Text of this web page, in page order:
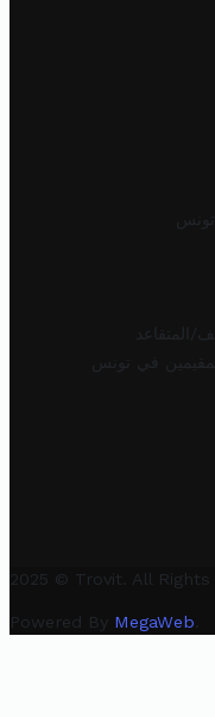
في تونس
2025 © Trovit. All Rights
Powered By MegaWeb